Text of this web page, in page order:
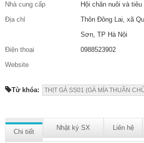
Nhà cung cấp
Hội chăn nuôi và
Địa chỉ
Thôn Đông Lai, xã
Sơn, TP Hà Nội
Điện thoại
0988523902
Website
Từ khóa: THỊT GÀ SS01 (GÀ MÍA THUẦN
Chi tiết
Nhật ký SX Liên hệ